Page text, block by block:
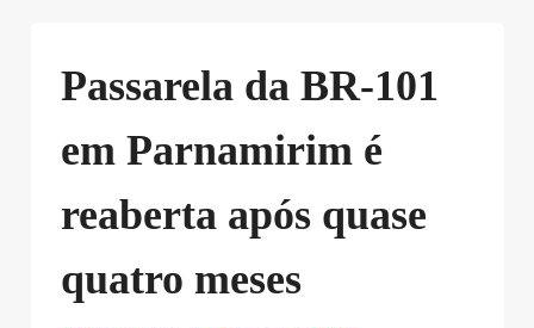
Passarela da BR-101
em Parnamirim é
reaberta após quase
quatro meses